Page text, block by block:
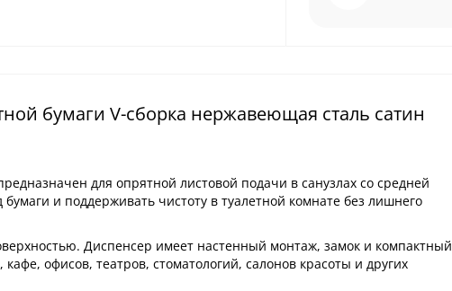
бумаги V-сборка нержавеющая сталь сатин
для опрятной листовой подачи в санузлах со средней
и поддерживать чистоту в туалетной комнате без лишнего
Диспенсер имеет настенный монтаж, замок и компактный
офисов, театров, стоматологий, салонов красоты и других